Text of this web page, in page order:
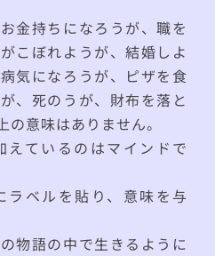
金持ちになろうが、職を
こぼれようが、結婚しよ
気になろうが、ピザを食
、死のうが、財布を落と
意味はありません。
えているのはマインドで
ラベルを貼り、意味を与
物語の中で生きるように